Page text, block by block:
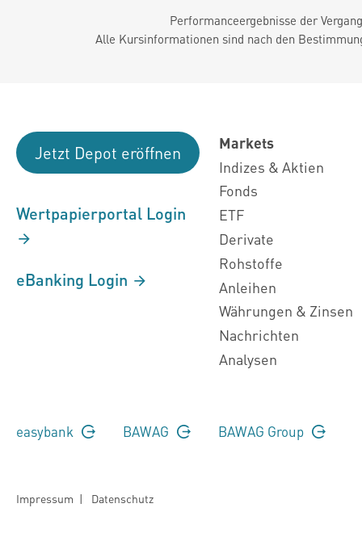
Performanceergebnisse der
Alle Kursinformationen sind nach den
Jetzt Depot eröffnen
Wertpapierportal Login
eBanking Login
Markets
Indizes & Aktien
Fonds
ETF
Derivate
Rohstoffe
Anleihen
Währungen & Zinsen
Nachrichten
Analysen
easybank BAWAG BAWAG Group
Impressum | Datenschutz